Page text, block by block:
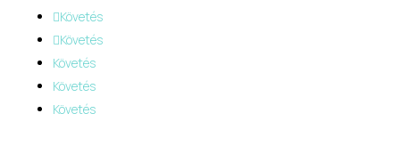
Követés
Követés
Követés
Követés
Követés